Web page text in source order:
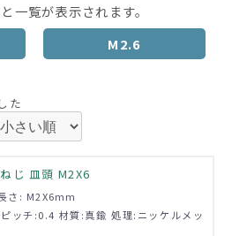
一覧が表示されます。
M2.6
た
じ 皿頭 M2X6
さ: M2X6mm
ッチ:0.4 材質:真鍮 処理:ニッケルメッ